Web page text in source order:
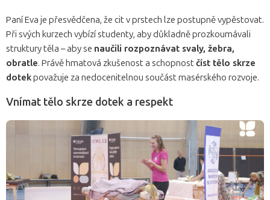
Paní Eva je přesvědčena, že cit v prstech lze postupně vypěstovat.
Při svých kurzech vybízí studenty, aby důkladně prozkoumávali
struktury těla – aby se naučili rozpoznávat svaly, žebra,
obratle. Právě hmatová zkušenost a schopnostčíst tělo skrze
dotekpovažuje za nedocenitelnou součást masérského rozvoje.
Vnímat tělo skrze dotek a respekt